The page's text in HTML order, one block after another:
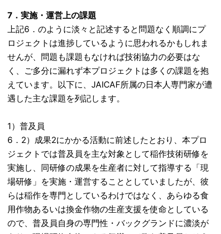
7．実施・運営上の課題
上記6．のように淡々と記述すると問題なく順調にプ
ロジェクトは進捗しているように思われるかもしれま
せんが、問題も課題もなければ技術協力の必要はな
く、ご多分に漏れず本プロジェクトは多くの課題を抱
えています。以下に、JAICAF所属の日本人専門家が遭
遇した主な課題を列記します。
1）普及員
6．2）成果2にかかる活動に前述したとおり、本プロ
ジェクトでは普及員を主な対象として稲作技術研修を
実施し、同研修の成果を生産者に対して指導する「現
場研修」を実施・運営することとしていましたが、彼
らは稲作を専門としているわけではなく、あらゆる食
用作物あるいは換金作物の生産支援を使命としている
ので、普及員自身の専門性・バックグランドに濃淡が